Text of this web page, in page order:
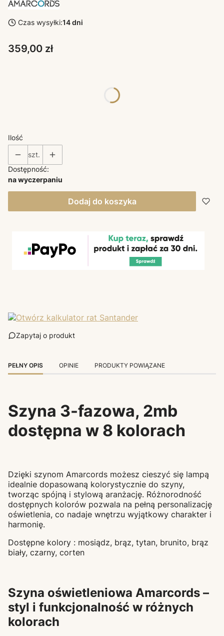
Czas wysyłki:14 dni
Cena
359,00 zł
Ilość
szt.
Dostępność:
na wyczerpaniu
Dodaj do koszyka
Zapytaj o produkt
PEŁNY OPIS OPINIE PRODUKTY POWIĄZANE
Szyna 3-fazowa, 2mb
dostępna w 8 kolorach
Dzięki szynom Amarcords możesz cieszyć się lampą
idealnie dopasowaną kolorystycznie do szyny,
tworząc spójną i stylową aranżację. Różnorodność
dostępnych kolorów pozwala na pełną personalizację
oświetlenia, co nadaje wnętrzu wyjątkowy charakter i
harmonię.
Dostępne kolory : mosiądz, brąz, tytan, brunito, brąz
biały, czarny, corten
Szyna oświetleniowa Amarcords –
styl i funkcjonalność w różnych
kolorach